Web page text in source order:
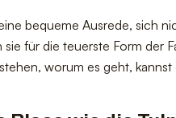
bequeme Ausrede, sich
für die teuerste Form der
worum es geht, kannst